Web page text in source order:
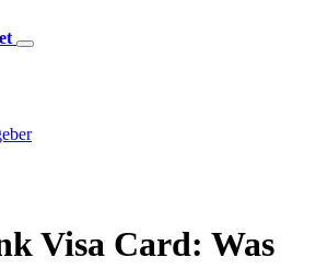
Visa Card: Was